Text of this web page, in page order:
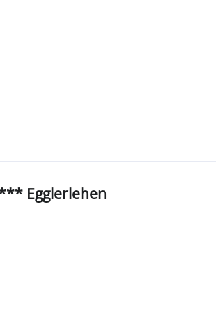
Egglerlehen